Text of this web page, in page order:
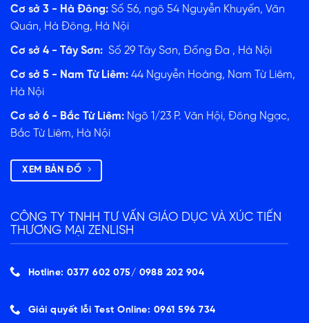
Cơ sở 3 - Hà Đông: Số 56, ngõ 54 Nguyễn Khuyến, Văn
Quán, Hà Đông, Hà Nội
Cơ sở 4 - Tây Sơn: Số 29 Tây Sơn, Đống Đa , Hà Nội
Cơ sở 5 - Nam Từ Liêm: 44 Nguyễn Hoàng, Nam Từ Liêm,
Hà Nội
Cơ sở 6 - Bắc Từ Liêm: Ngõ 1/23 P. Văn Hội, Đông Ngạc,
Bắc Từ Liêm, Hà Nội
XEM BẢN ĐỒ
CÔNG TY TNHH TƯ VẤN GIÁO DỤC VÀ XÚC TIẾN
THƯƠNG MẠI ZENLISH
Hotline: 0377 602 075/ ‭0988 202 904‬
Giải quyết lỗi Test Online: 0961 596 734
ĐĂNG KÝ TƯ VẤN